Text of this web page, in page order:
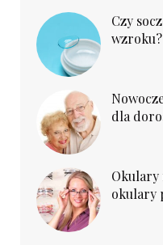
Czy
wzroku?
dla
Okulary
okulary